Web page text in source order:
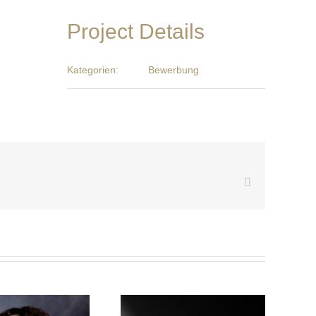
Project Details
Kategorien: Bewerbung